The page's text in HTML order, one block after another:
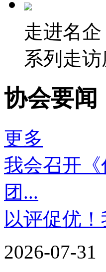
走进名
系列走访
协会要闻
更多
我会召开
团...
以评促优
2026-07-31